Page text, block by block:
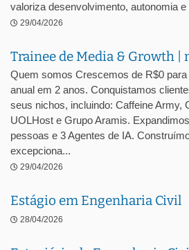
valoriza desenvolvimento, autonomia
29/04/2026
Trainee de Media & Growth |
Quem somos Crescemos de R$0
anual em 2 anos. Conquistamos
seus nichos, incluindo: Caffeine Army,
UOLHost e Grupo Aramis.
pessoas e 3 Agentes de IA.
excepciona...
29/04/2026
Estágio em Engenharia Civil
28/04/2026